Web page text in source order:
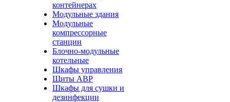
контейнерах
Модульные здания
Модульные
компрессорные
станции
Блочно-модульные
котельные
Шкафы управления
Щиты АВР
Шкафы для сушки и
дезинфекции